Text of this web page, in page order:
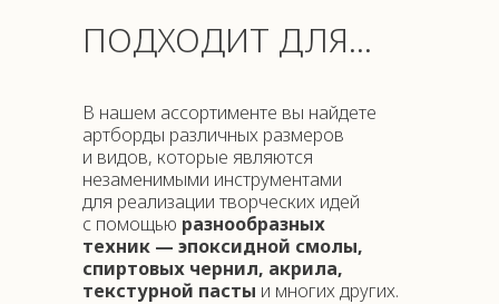
ПОДХОДИТ ДЛЯ...
В нашем ассортименте вы найдете
артборды различных размеров
и видов, которые являются
незаменимыми инструментами
для реализации творческих идей
с помощью разнообразных
техник — эпоксидной смолы,
спиртовых чернил, акрила,
текстурной пасты и многих других.